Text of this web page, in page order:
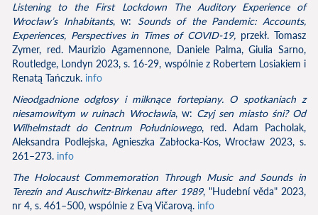
Listening to the First Lockdown The Auditory Experience of
Wrocław’s Inhabitants, w: Sounds of the Pandemic: Accounts,
Experiences, Perspectives in Times of COVID-19, przekł. Tomasz
Zymer, red. Maurizio Agamennone, Daniele Palma, Giulia Sarno,
Routledge, Londyn 2023, s. 16-29, wspólnie z Robertem Losiakiem i
Renatą Tańczuk. info
Nieodgadnione odgłosy i milknące fortepiany. O spotkaniach z
niesamowitym w ruinach Wrocławia, w: Czyj sen miasto śni? Od
Wilhelmstadt do Centrum Południowego, red. Adam Pacholak,
Aleksandra Podlejska, Agnieszka Zabłocka-Kos, Wrocław 2023, s.
261–273. info
The Holocaust Commemoration Through Music and Sounds in
Terezín and Auschwitz-Birkenau after 1989, "Hudební věda" 2023,
nr 4, s. 461–500, wspólnie z Evą Vičarovą. info